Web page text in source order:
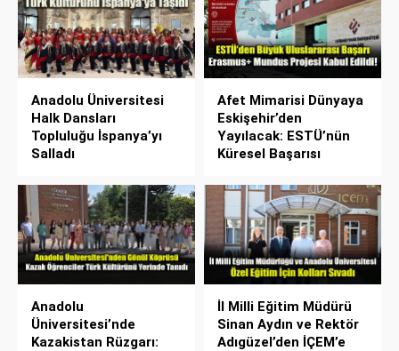
Anadolu Üniversitesi
Halk Dansları
Topluluğu İspanya’yı
Salladı
Afet Mimarisi Dünyaya
Eskişehir’den
Yayılacak: ESTÜ’nün
Küresel Başarısı
Anadolu
Üniversitesi’nde
Kazakistan Rüzgarı:
İl Milli Eğitim Müdürü
Sinan Aydın ve Rektör
Adıgüzel’den İÇEM’e